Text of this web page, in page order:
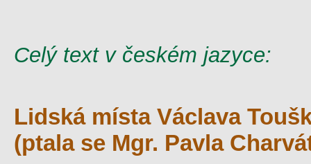
Celý text v českém jazyce:
Lidská místa Václava
(ptala se Mgr. Pavla